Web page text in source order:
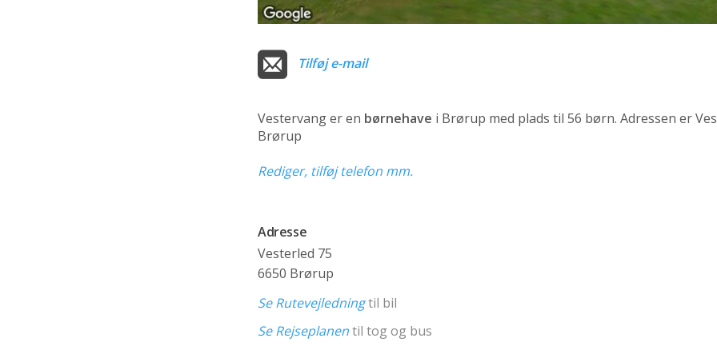
Tilføj e-mail
Vestervang er en børnehave i Brørup med plads til 56 børn. Adressen er
Brørup
Rediger, tilføj telefon mm.
Adresse
Vesterled 75
6650 Brørup
Se Rutevejledningtil bil
Se Rejseplanentil tog og bus